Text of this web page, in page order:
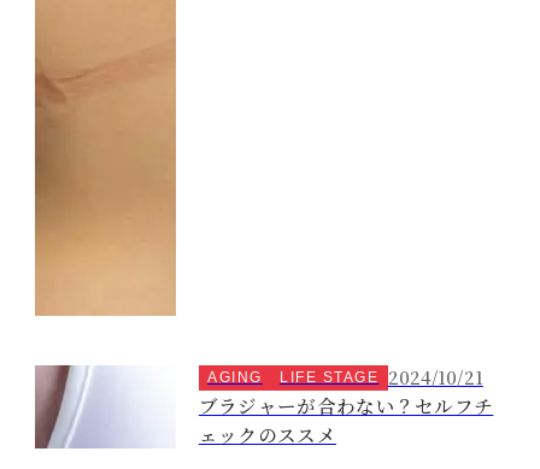
AGING LIFE STAGE 2024/10/21
ブラジャーが合わない？セルフチ
ェックのススメ